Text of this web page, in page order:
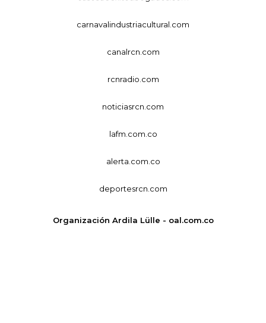
carnavalindustriacultural.com
canalrcn.com
rcnradio.com
noticiasrcn.com
lafm.com.co
alerta.com.co
deportesrcn.com
Organización Ardila Lülle - oal.com.co